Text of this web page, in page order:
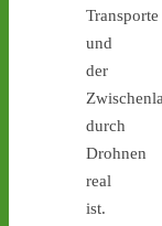
Transporte
und
der
durch
Drohnen
real
ist.